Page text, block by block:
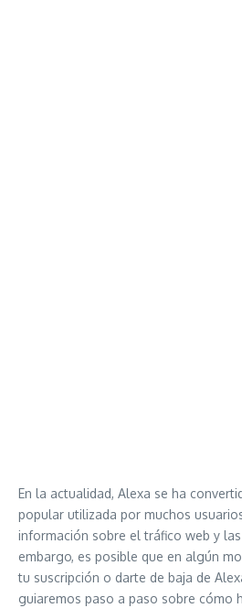
En la actualidad, Alexa se ha
popular utilizada por muchos
información sobre el tráfico web y
embargo, es posible que en algún
tu suscripción o darte de baja de
guiaremos paso a paso sobre cómo